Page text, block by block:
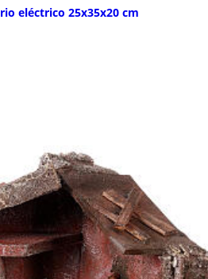
eléctrico 25x35x20 cm